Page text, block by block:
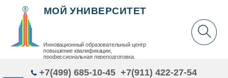
МОЙ УНИВЕРСИТЕТ
Инновационный образовательный центр
повышение квалификации,
профессиональная переподготовка,
+7(499) 685-10-45 +7(911) 422-27-54